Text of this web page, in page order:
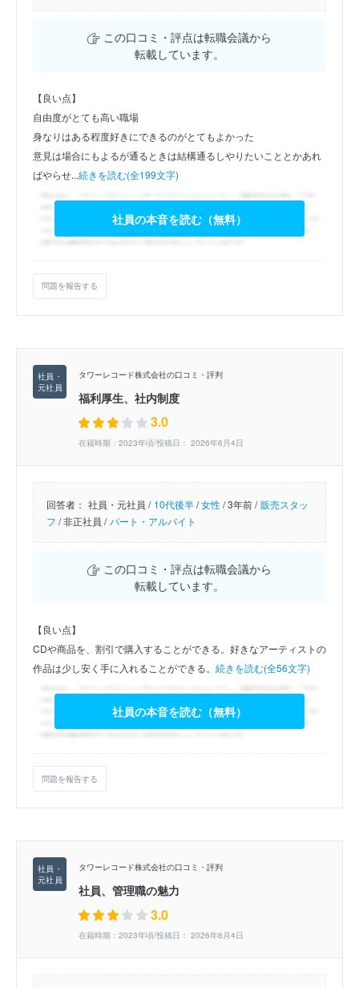
この口コミ・評点は転職会議から
転載しています。
【良い点】
自由度がとても高い職場
身なりはある程度好きにできるのがとてもよかった
意見は場合にもよるが通るときは結構通るしやりたいこととかあれ
ばやらせ...続きを読む(全199文字)
社員の本音を読む（無料）
問題を報告する
タワーレコード株式会社の口コミ・評判
福利厚生、社内制度
3.0
在籍時期：2023年頃/投稿日： 2026年6月4日
回答者： 社員・元社員 / 10代後半/女性/3年前 / 販売スタッ
フ /非正社員 / パート・アルバイト
この口コミ・評点は転職会議から
転載しています。
【良い点】
CDや商品を、割引で購入することができる。好きなアーティストの
作品は少し安く手に入れることができる。 続きを読む(全56文字)
社員の本音を読む（無料）
問題を報告する
タワーレコード株式会社の口コミ・評判
社員、管理職の魅力
3.0
在籍時期：2023年頃/投稿日： 2026年6月4日